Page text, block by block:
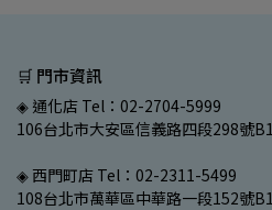
🛒 門市資訊
◈ 通化店 Tel：02-2704-5999
106台北市大安區信義路四段298號
◈ 西門町店 Tel：02-2311-5499
108台北市萬華區中華路一段152號